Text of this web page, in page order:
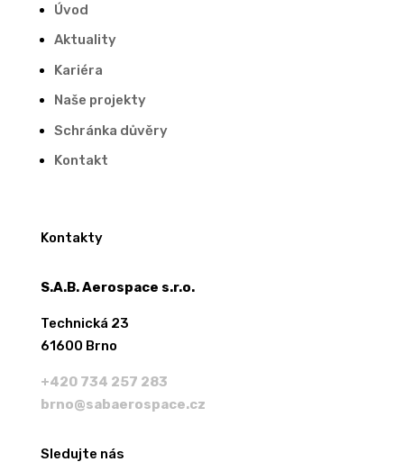
Úvod
Aktuality
Kariéra
Naše projekty
Schránka důvěry
Kontakt
Kontakty
S.A.B. Aerospace s.r.o.
Technická 23
61600 Brno
+420 734 257 283
brno@sabaerospace.cz
Sledujte nás